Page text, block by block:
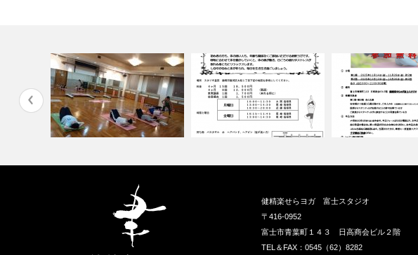
健精楽せらヨガ 富士スタジオ
〒416-0952
富士市青葉町１４３ 日高商会ビル２階
TEL＆FAX：0545（62）8282